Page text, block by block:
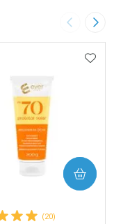
Imagem
FAVORITOS
(20)
COMPRAR